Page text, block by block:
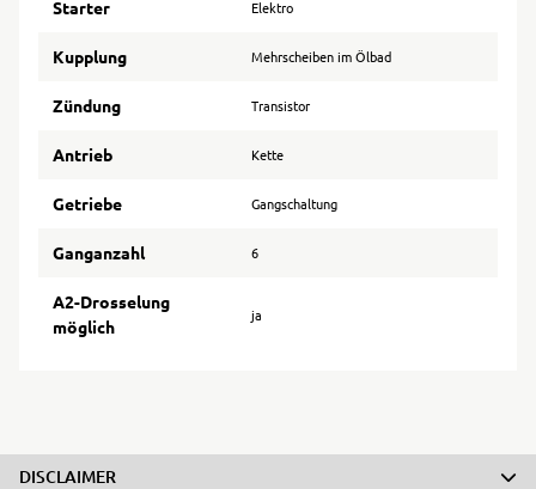
Starter Elektro
Kupplung Mehrscheiben im Ölbad
Zündung Transistor
Antrieb Kette
Getriebe Gangschaltung
Ganganzahl 6
A2-Drosselung
möglich
ja
DISCLAIMER